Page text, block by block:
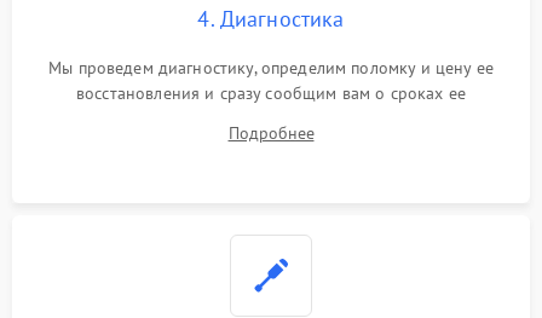
4. Диагностика
Мы проведем диагностику, определим поломку и цену ее
восстановления и сразу сообщим вам о сроках ее
Подробнее